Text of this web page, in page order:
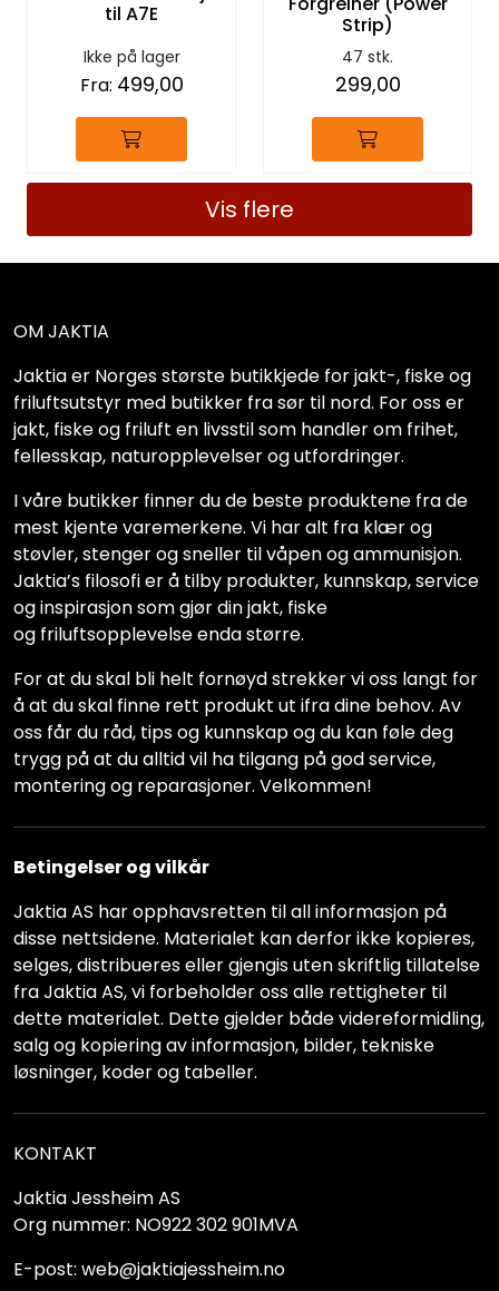
til A7E
Ikke på lager
Fra: 499,00
Strip)
47 stk.
299,00
Vis flere
OM JAKTIA
Jaktia er Norges største butikkjede for jakt-, fiske og
friluftsutstyr med butikker fra sør til nord. For oss er
jakt, fiske og friluft en livsstil som handler om frihet,
fellesskap, naturopplevelser og utfordringer.
I våre butikker finner du de beste produktene fra de
mest kjente varemerkene. Vi har alt fra klær og
støvler, stenger og sneller til våpen og ammunisjon.
Jaktia’s filosofi er å tilby produkter, kunnskap, service
og inspirasjon som gjør din jakt, fiske
og friluftsopplevelse enda større.
For at du skal bli helt fornøyd strekker vi oss langt for
å at du skal finne rett produkt ut ifra dine behov. Av
oss får du råd, tips og kunnskap og du kan føle deg
trygg på at du alltid vil ha tilgang på god service,
montering og reparasjoner. Velkommen!
Betingelser og vilkår
Jaktia AS har opphavsretten til all informasjon på
disse nettsidene. Materialet kan derfor ikke kopieres,
selges, distribueres eller gjengis uten skriftlig tillatelse
fra Jaktia AS, vi forbeholder oss alle rettigheter til
dette materialet. Dette gjelder både videreformidling,
salg og kopiering av informasjon, bilder, tekniske
løsninger, koder og tabeller.
KONTAKT
Jaktia Jessheim AS
Org nummer: NO922 302 901MVA
E-post: web@jaktiajessheim.no